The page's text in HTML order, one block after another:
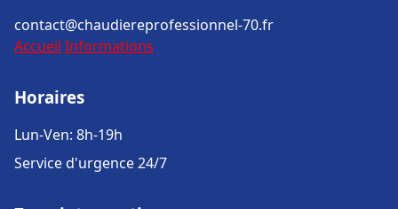
contact@chaudiereprofessionnel-70.fr
Accueil Informations
Horaires
Lun-Ven: 8h-19h
Service d'urgence 24/7